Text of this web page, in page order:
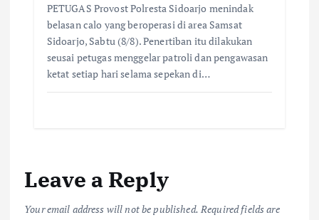
PETUGAS Provost Polresta Sidoarjo menindak
belasan calo yang beroperasi di area Samsat
Sidoarjo, Sabtu (8/8). Penertiban itu dilakukan
seusai petugas menggelar patroli dan pengawasan
ketat setiap hari selama sepekan di…
Leave a Reply
Your email address will not be published. Required fields are